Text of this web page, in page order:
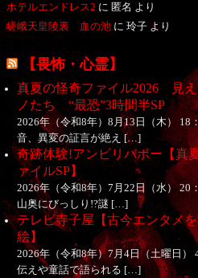
ホテルエンドレス2 に 匿名 より
嵯峨天皇陵裏 血の池 に 玲子 より
【畏怖・心霊】
真夏の怪奇ファイル2026 見
ノたち “最恐”3時間半SP
2026年（令和8年）8月13日（木） 18
音、異変の証言が絶え […]
奇跡体験!アンビリバボー【真
ァイルSP】
2026年（令和8年）7月22日（水） 20
山奥にびっしり!?謎 […]
テレビ寺子屋【古今エンタメ
絵】
2026年（令和8年）7月4日（土曜日）
伝えや童話で語られる […]